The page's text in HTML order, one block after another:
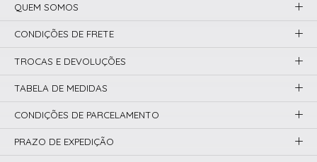
QUEM SOMOS
CONDIÇÕES DE FRETE
TROCAS E DEVOLUÇÕES
TABELA DE MEDIDAS
CONDIÇÕES DE PARCELAMENTO
PRAZO DE EXPEDIÇÃO